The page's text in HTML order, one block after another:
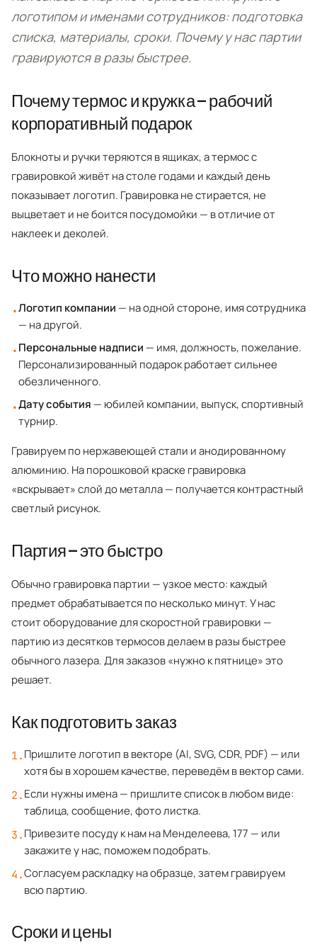
Telegram
MAX
логотипом и именами сотрудников: подготовка
списка, материалы, сроки. Почему у нас партии
гравируются в разы быстрее.
Почему термос и кружка — рабочий
корпоративный подарок
Блокноты и ручки теряются в ящиках, а термос с
гравировкой живёт на столе годами и каждый день
показывает логотип. Гравировка не стирается, не
выцветает и не боится посудомойки — в отличие от
наклеек и деколей.
Что можно нанести
•Логотип компании — на одной стороне, имя сотрудника
— на другой.
•Персональные надписи — имя, должность, пожелание.
Персонализированный подарок работает сильнее
обезличенного.
•Дату события — юбилей компании, выпуск, спортивный
турнир.
Гравируем по нержавеющей стали и анодированному
алюминию. На порошковой краске гравировка
«вскрывает» слой до металла — получается контрастный
светлый рисунок.
Партия — это быстро
Обычно гравировка партии — узкое место: каждый
предмет обрабатывается по несколько минут. У нас
стоит оборудование для скоростной гравировки —
партию из десятков термосов делаем в разы быстрее
обычного лазера. Для заказов «нужно к пятнице» это
решает.
Как подготовить заказ
1. Пришлите логотип в векторе (AI, SVG, CDR, PDF) — или
хотя бы в хорошем качестве, переведём в вектор сами.
2 . Если нужны имена — пришлите список в любом виде:
таблица, сообщение, фото листка.
3 . Привезите посуду к нам на Менделеева, 177 — или
закажите у нас, поможем подобрать.
4 .Согласуем раскладку на образце, затем гравируем
всю партию.
Сроки и цены